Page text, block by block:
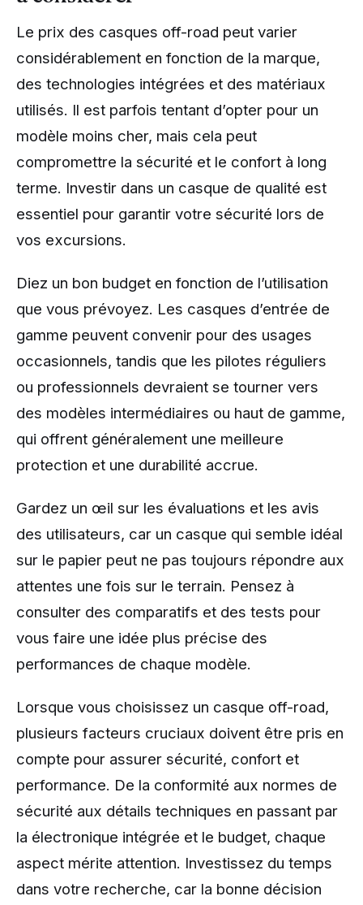
Le prix des casques off-road peut varier
considérablement en fonction de la marque,
des technologies intégrées et des matériaux
utilisés. Il est parfois tentant d’opter pour un
modèle moins cher, mais cela peut
compromettre la sécurité et le confort à long
terme. Investir dans un casque de qualité est
essentiel pour garantir votre sécurité lors de
vos excursions.
Diez un bon budget en fonction de l’utilisation
que vous prévoyez. Les casques d’entrée de
gamme peuvent convenir pour des usages
occasionnels, tandis que les pilotes réguliers
ou professionnels devraient se tourner vers
des modèles intermédiaires ou haut de gamme,
qui offrent généralement une meilleure
protection et une durabilité accrue.
Gardez un œil sur les évaluations et les avis
des utilisateurs, car un casque qui semble idéal
sur le papier peut ne pas toujours répondre aux
attentes une fois sur le terrain. Pensez à
consulter des comparatifs et des tests pour
vous faire une idée plus précise des
performances de chaque modèle.
Lorsque vous choisissez un casque off-road,
plusieurs facteurs cruciaux doivent être pris en
compte pour assurer sécurité, confort et
performance. De la conformité aux normes de
sécurité aux détails techniques en passant par
la électronique intégrée et le budget, chaque
aspect mérite attention. Investissez du temps
dans votre recherche, car la bonne décision